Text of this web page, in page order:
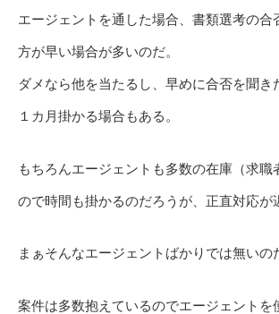
エージェントを通した場合、書類選考の合
方が早い場合が多いのだ。
ダメなら他を当たるし、早めに合否を聞き
１カ月掛かる場合もある。
もちろんエージェントも多数の在庫（求職
ので時間も掛かるのだろうが、正直対応が
まぁそんなエージェントばかりでは無いの
案件は多数抱えているのでエージェントを